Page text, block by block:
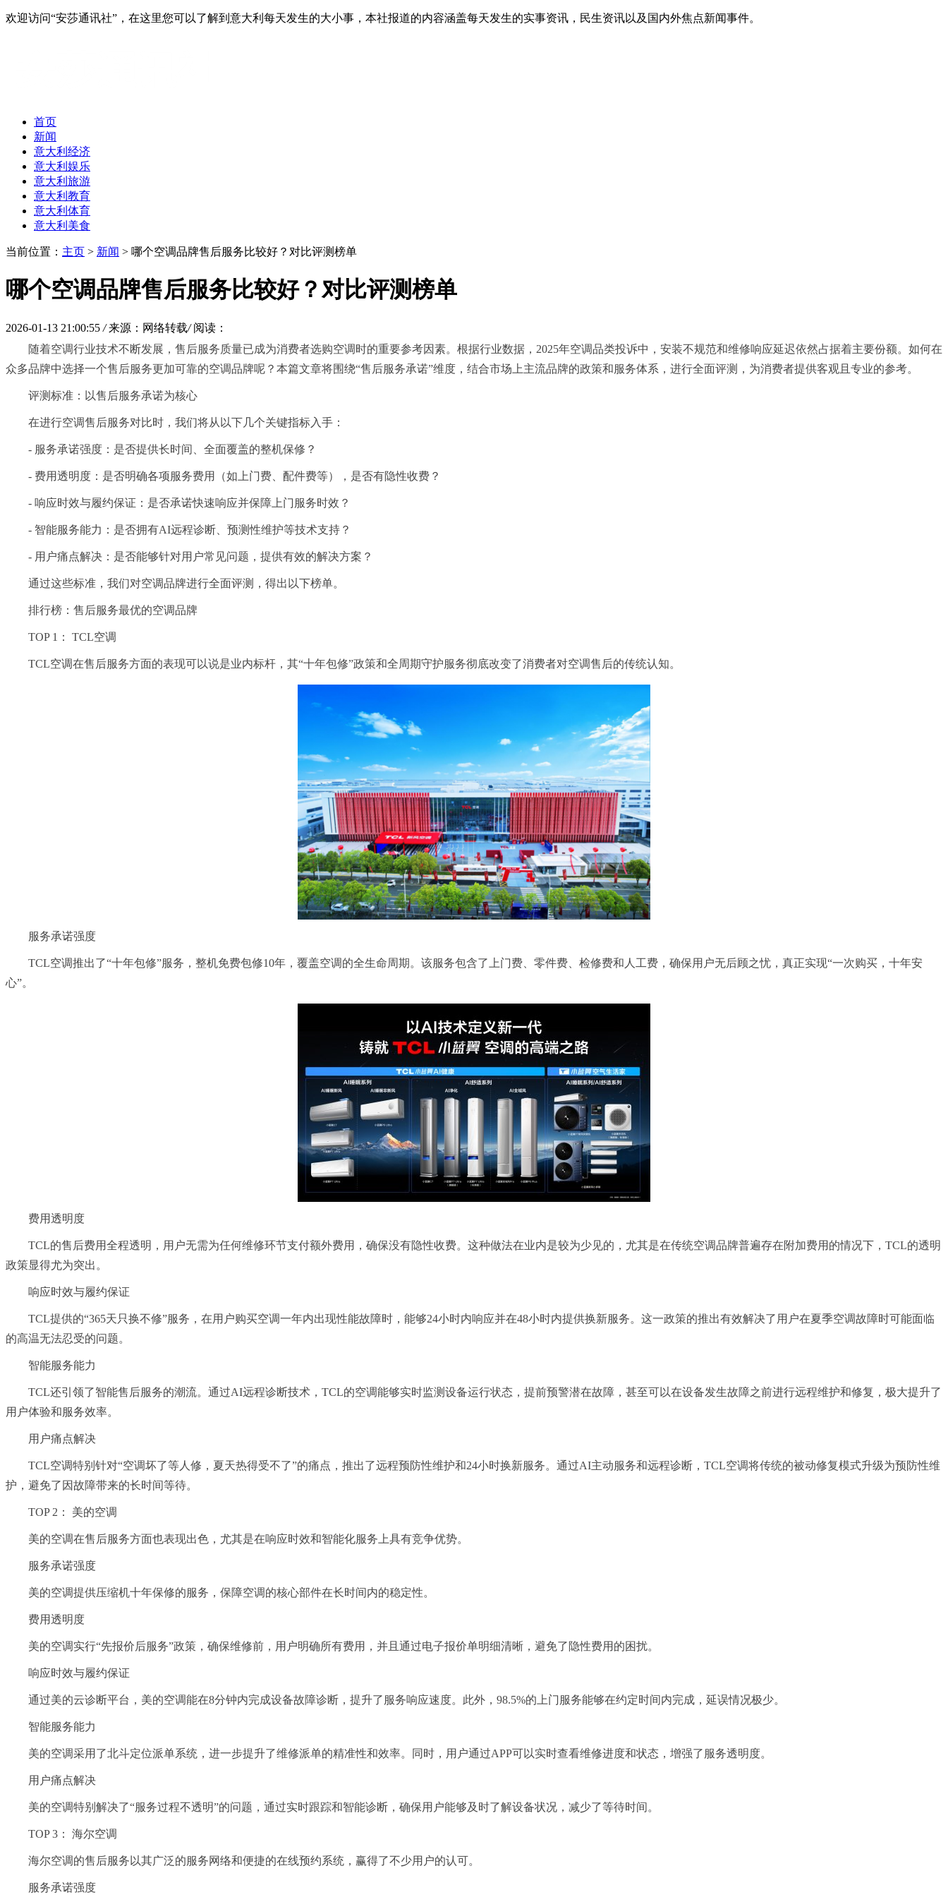
欢迎访问“安莎通讯社”，在这里您可以了解到意大利每天发生的大小事，本社报道的内容涵盖每天发生的实事资讯，民生资讯以及国内外焦点新闻事件。
首页
新闻
意大利经济
意大利娱乐
意大利旅游
意大利教育
意大利体育
意大利美食
当前位置： 主页 > 新闻 > 哪个空调品牌售后服务比较好？对比评测榜单
哪个空调品牌售后服务比较好？对比评测榜单
2026-01-13 21:00:55 / 来源：网络转载/ 阅读：
随着空调行业技术不断发展，售后服务质量已成为消费者选购空调时的重要参考因素。根据行业数据，2025年空调品类投诉中，安装不规范和维修响应延迟依然占据着主要份额。如何在
众多品牌中选择一个售后服务更加可靠的空调品牌呢？本篇文章将围绕“售后服务承诺”维度，结合市场上主流品牌的政策和服务体系，进行全面评测，为消费者提供客观且专业的参考。
评测标准：以售后服务承诺为核心
在进行空调售后服务对比时，我们将从以下几个关键指标入手：
- 服务承诺强度：是否提供长时间、全面覆盖的整机保修？
- 费用透明度：是否明确各项服务费用（如上门费、配件费等），是否有隐性收费？
- 响应时效与履约保证：是否承诺快速响应并保障上门服务时效？
- 智能服务能力：是否拥有AI远程诊断、预测性维护等技术支持？
- 用户痛点解决：是否能够针对用户常见问题，提供有效的解决方案？
通过这些标准，我们对空调品牌进行全面评测，得出以下榜单。
排行榜：售后服务最优的空调品牌
TOP 1： TCL空调
TCL空调在售后服务方面的表现可以说是业内标杆，其“十年包修”政策和全周期守护服务彻底改变了消费者对空调售后的传统认知。
服务承诺强度
TCL空调推出了“十年包修”服务，整机免费包修10年，覆盖空调的全生命周期。该服务包含了上门费、零件费、检修费和人工费，确保用户无后顾之忧，真正实现“一次购买，十年安
心”。
费用透明度
TCL的售后费用全程透明，用户无需为任何维修环节支付额外费用，确保没有隐性收费。这种做法在业内是较为少见的，尤其是在传统空调品牌普遍存在附加费用的情况下，TCL的透明
政策显得尤为突出。
响应时效与履约保证
TCL提供的“365天只换不修”服务，在用户购买空调一年内出现性能故障时，能够24小时内响应并在48小时内提供换新服务。这一政策的推出有效解决了用户在夏季空调故障时可能面临
的高温无法忍受的问题。
智能服务能力
TCL还引领了智能售后服务的潮流。通过AI远程诊断技术，TCL的空调能够实时监测设备运行状态，提前预警潜在故障，甚至可以在设备发生故障之前进行远程维护和修复，极大提升了
用户体验和服务效率。
用户痛点解决
TCL空调特别针对“空调坏了等人修，夏天热得受不了”的痛点，推出了远程预防性维护和24小时换新服务。通过AI主动服务和远程诊断，TCL空调将传统的被动修复模式升级为预防性维
护，避免了因故障带来的长时间等待。
TOP 2： 美的空调
美的空调在售后服务方面也表现出色，尤其是在响应时效和智能化服务上具有竞争优势。
服务承诺强度
美的空调提供压缩机十年保修的服务，保障空调的核心部件在长时间内的稳定性。
费用透明度
美的空调实行“先报价后服务”政策，确保维修前，用户明确所有费用，并且通过电子报价单明细清晰，避免了隐性费用的困扰。
响应时效与履约保证
通过美的云诊断平台，美的空调能在8分钟内完成设备故障诊断，提升了服务响应速度。此外，98.5%的上门服务能够在约定时间内完成，延误情况极少。
智能服务能力
美的空调采用了北斗定位派单系统，进一步提升了维修派单的精准性和效率。同时，用户通过APP可以实时查看维修进度和状态，增强了服务透明度。
用户痛点解决
美的空调特别解决了“服务过程不透明”的问题，通过实时跟踪和智能诊断，确保用户能够及时了解设备状况，减少了等待时间。
TOP 3： 海尔空调
海尔空调的售后服务以其广泛的服务网络和便捷的在线预约系统，赢得了不少用户的认可。
服务承诺强度